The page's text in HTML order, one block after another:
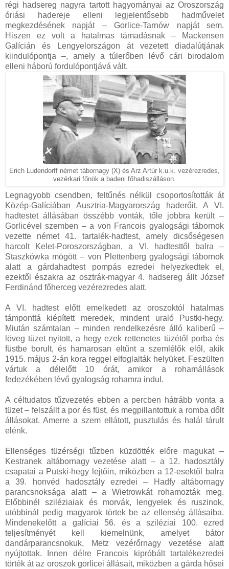
régi hadsereg nagyra tartott hagyományai az Oroszország
óriási hadereje elleni legjelentősebb hadművelet
megkezdésének napját – Gorlice-Tarnów napját sem.
Hiszen ez volt a hatalmas támadásnak – Mackensen
Galícián és Lengyelországon át vezetett diadalútjának
kiindulópontja –, amely a túlerőben lévő cári birodalom
elleni háború fordulópontjává vált.
Erich Ludendorff német tábornagy (X) és Arz Artúr k.u.k. vezérezredes,
vezérkari főnök a badeni főhadiszálláson.
Legnagyobb csendben, feltűnés nélkül csoportosították át
Közép-Galíciában Ausztria-Magyarország haderőit. A VI.
hadtestet állásában összébb vonták, tőle jobbra került –
Gorlicével szemben – a von Francois gyalogsági tábornok
vezette német 41. tartalék-hadtest, amely dicsőségesen
harcolt Kelet-Poroszországban, a VI. hadtesttől balra –
Staszkówka mögött – von Plettenberg gyalogsági tábornok
alatt a gárdahadtest pompás ezredei helyezkedtek el,
ezektől északra az osztrák-magyar 4. hadsereg állt József
Ferdinánd főherceg vezérezredes alatt.
A VI. hadtest előtt emelkedett az oroszoktól hatalmas
támponttá kiépített meredek, mindent uraló Pustki-hegy.
Miután számtalan – minden rendelkezésre álló kaliberű –
löveg tüzet nyitott, a hegy ezek rettenetes tüzétől porba és
füstbe borult, és hamarosan eltűnt a szemlélők elől, akik
1915. május 2-án kora reggel elfoglalták helyüket. Feszülten
vártuk a délelőtt 10 órát, amikor a rohamállások
fedezékében lévő gyalogság rohamra indul.
A céltudatos tűzvezetés ebben a percben hátrább vonta a
tüzet – felszállt a por és füst, és megpillantottuk a romba dőlt
állásokat. Amerre a szem ellátott, pusztulás és halál tárult
elénk.
Ellenséges tüzérségi tűzben küzdötték előre magukat –
Kestranek altábornagy vezetése alatt – a 12. hadosztály
csapatai a Putski-hegy lejtőin, miközben a 12-esektől balra
a 39. honvéd hadosztály ezredei – Hadfy altábornagy
parancsnoksága alatt – a Wietrowkát rohamozták meg.
Előbbinél sziléziaiak és morvák, lengyelek és ruszinok,
utóbbinál pedig magyarok törtek be az ellenség állásaiba.
Mindenekelőtt a galíciai 56. és a sziléziai 100. ezred
teljesítményét kell kiemelnünk, amelyet bátor
dandárparancsnokuk, Metz vezérőrnagy vezetése alatt
nyújtottak. Innen délre Francois kipróbált tartalékezredei
törték át az oroszok gorlicei állásait, miközben a gárda hősei